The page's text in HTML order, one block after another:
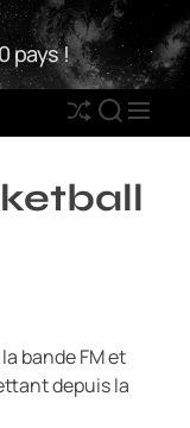
pays !
S
h
ff
S
E
R
M
E
bande FM et
depuis la